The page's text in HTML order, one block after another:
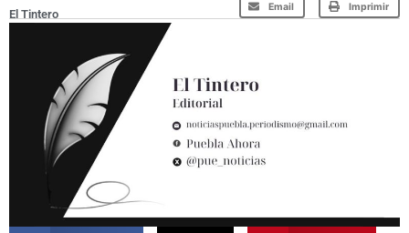
Email Imprimir
El Tintero